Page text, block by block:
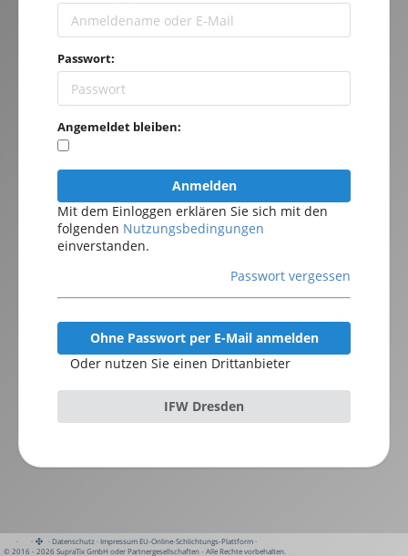
Passwort:
Angemeldet bleiben:
Anmelden
Mit dem Einloggen erklären Sie sich mit den
folgenden Nutzungsbedingungen
einverstanden.
Passwort vergessen
Ohne Passwort per E-Mail anmelden
Oder nutzen Sie einen Drittanbieter
IFW Dresden
· · ·Datenschutz·Impressum EU-Online-Schlichtungs-Plattform·
© 2016 - 2026 SupraTix GmbH oder Partnergesellschaften - Alle Rechte vorbehalten.